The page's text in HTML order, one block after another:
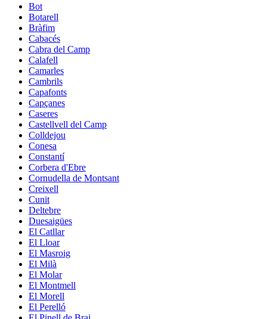
Bot
Botarell
Bràfim
Cabacés
Cabra del Camp
Calafell
Camarles
Cambrils
Capafonts
Capçanes
Caseres
Castellvell del Camp
Colldejou
Conesa
Constantí
Corbera d'Ebre
Cornudella de Montsant
Creixell
Cunit
Deltebre
Duesaigües
El Catllar
El Lloar
El Masroig
El Milà
El Molar
El Montmell
El Morell
El Perelló